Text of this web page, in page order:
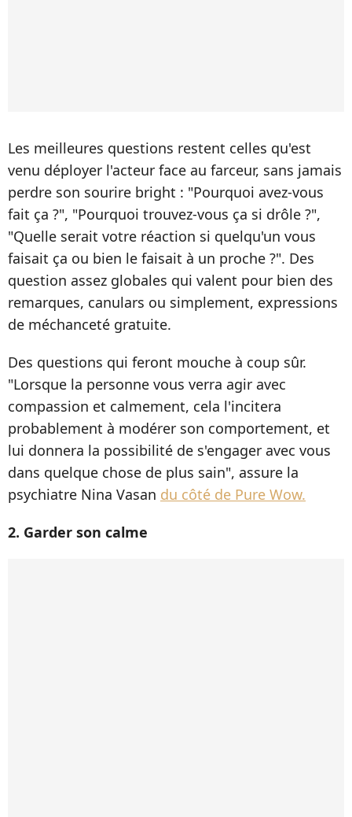
Les meilleures questions restent celles qu'est
venu déployer l'acteur face au farceur, sans jamais
perdre son sourire bright : "Pourquoi avez-vous
fait ça ?", "Pourquoi trouvez-vous ça si drôle ?",
"Quelle serait votre réaction si quelqu'un vous
faisait ça ou bien le faisait à un proche ?". Des
question assez globales qui valent pour bien des
remarques, canulars ou simplement, expressions
de méchanceté gratuite.
Des questions qui feront mouche à coup sûr.
"Lorsque la personne vous verra agir avec
compassion et calmement, cela l'incitera
probablement à modérer son comportement, et
lui donnera la possibilité de s'engager avec vous
dans quelque chose de plus sain", assure la
psychiatre Nina Vasan du côté de Pure Wow.
2. Garder son calme